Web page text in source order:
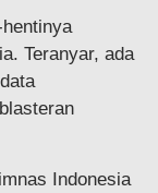
Teranyar, ada
Indonesia